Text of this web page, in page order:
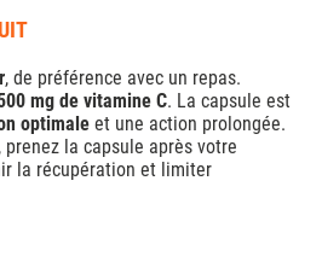
, de préférence avec un repas.
mg de vitamine C. La capsule est
optimale et une action prolongée.
la capsule après votre
la récupération et limiter